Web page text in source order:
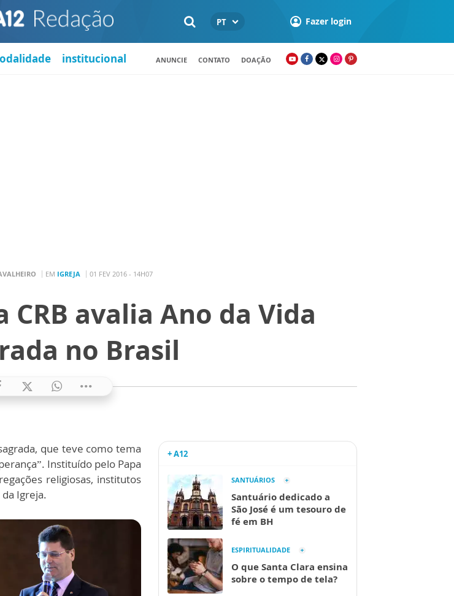
PT Fazer login
institucional ANUNCIE CONTATO DOAÇÃO
EM IGREJA 01 FEV 2016 - 14H07
avalia Ano da Vida
no Brasil
que teve como tema
Instituído pelo Papa
religiosas, institutos
Igreja.
+ A12
SANTUÁRIOS
Santuário dedicado a
São José é um tesouro de
fé em BH
ESPIRITUALIDADE
O que Santa Clara ensina
sobre o tempo de tela?